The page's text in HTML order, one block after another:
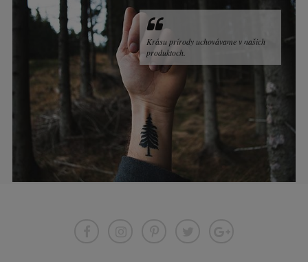
Krásu prírody uchovávame v našich
produktoch.